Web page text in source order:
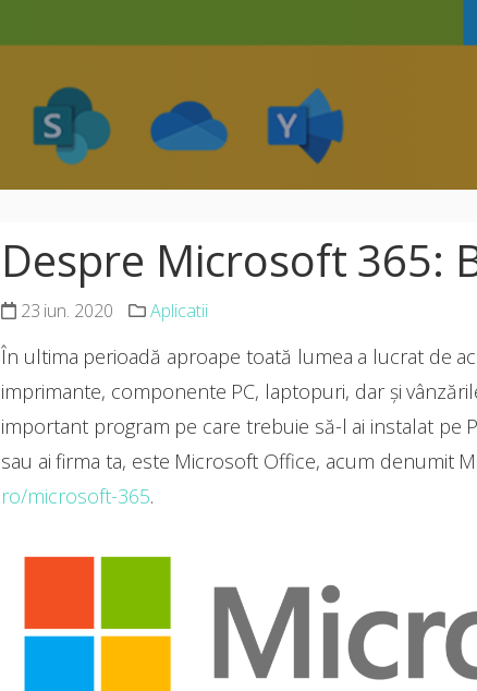
Despre Microsoft 365:
23 iun. 2020 Aplicatii
În ultima perioadă aproape toată lumea a lucrat de
imprimante, componente PC, laptopuri, dar și
important program pe care trebuie să-l ai instalat pe
sau ai firma ta, este Microsoft Office, acum denumit
ro/microsoft-365.